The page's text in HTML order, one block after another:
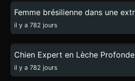
il y a 782 jours
Chien Expert en Lèche Profonde
il y a 782 jours